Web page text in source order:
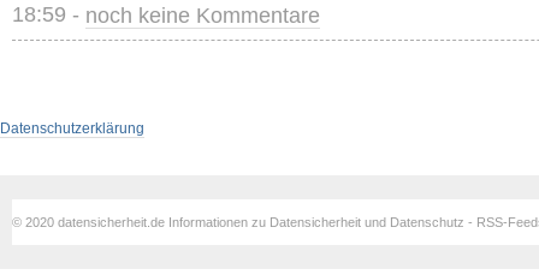
18:59 - noch keine Kommentare
Datenschutzerklärung
© 2020 datensicherheit.de Informationen zu Datensicherheit und Datenschutz - RSS-